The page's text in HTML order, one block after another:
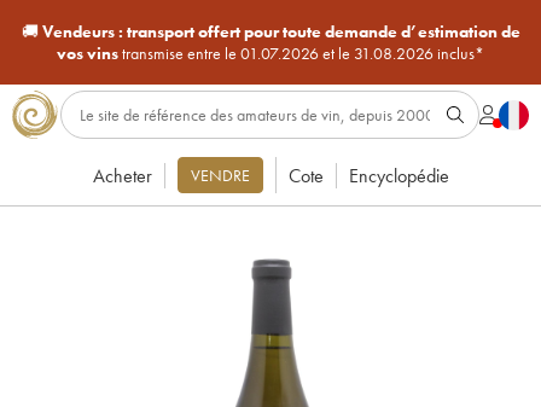
🚚Vendeurs : transport offert pour toute demande d’estimation de
vos vinstransmise entre le 01.07.2026 et le 31.08.2026 inclus*
Acheter VENDRE Cote Encyclopédie